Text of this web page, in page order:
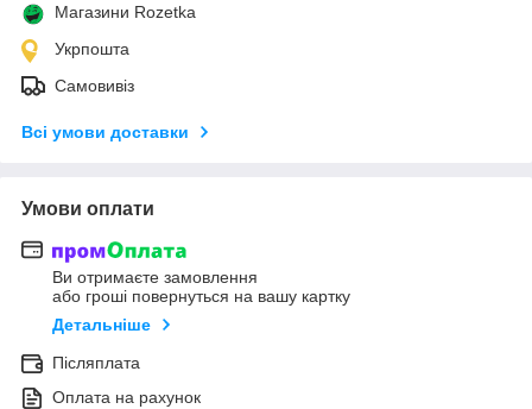
Магазини Rozetka
Укрпошта
Самовивіз
Всі умови доставки
Умови оплати
Ви отримаєте замовлення
або гроші повернуться на вашу картку
Детальніше
Післяплата
Оплата на рахунок